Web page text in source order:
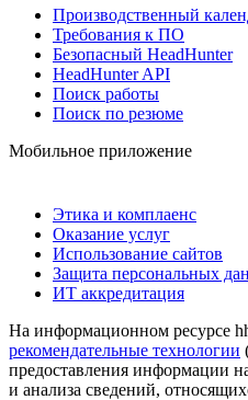
Производственный
Требования к ПО
Безопасный HeadHunter
HeadHunter API
Поиск работы
Поиск по резюме
Мобильное приложение
Этика и комплаенс
Оказание услуг
Использование сайтов
Защита персональных
ИТ аккредитация
На информационном ресурсе
рекомендательные технологии
предоставления информации
и анализа сведений,